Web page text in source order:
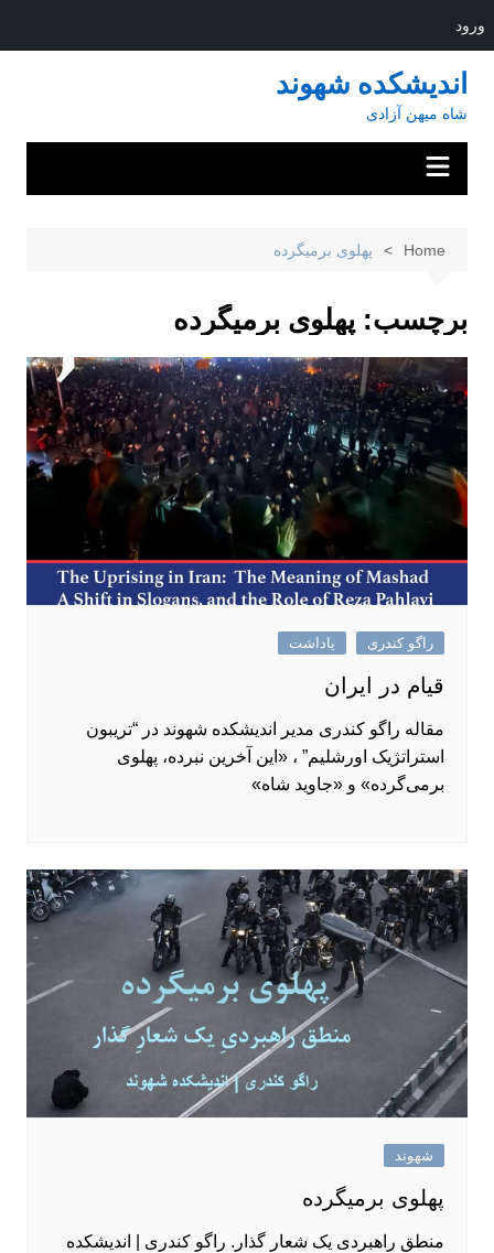
ورود
content
اندیشکده شهوند
شاه میهن آزادی
Home پهلوی برمیگرده
برچسب: پهلوی برمیگرده
راگو کندری یاداشت
قیام در ایران
مقاله راگو کندری مدیر اندیشکده شهوند در “تریبون
استراتژیک اورشلیم” ، «این آخرین نبرده، پهلوی
برمی‌گرده» و «جاوید شاه»
شهوند
پهلوی برمیگرده
منطق راهبردی یک شعار گذار. راگو کندری | اندیشکده